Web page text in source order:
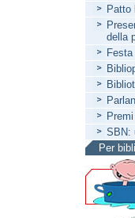
Patto
della
SBN:
Per